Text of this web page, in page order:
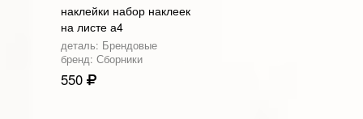
наклейки набор наклеек
на листе а4
деталь: Брендовые
бренд: Сборники
550